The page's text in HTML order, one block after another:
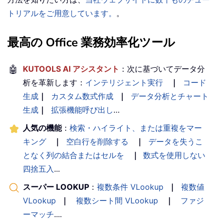
トリアルをご用意しています。 。
最高の Office 業務効率化ツール
🤖 KUTOOLS AI アシスタント ：次に基づいてデータ分
析を革新します： インテリジェント実行 ｜
コード
生成 ｜ カスタム数式作成 ｜
データ分析とチャート
生成 ｜ 拡張機能呼び出し…
人気の機能： 検索・ハイライト、または重複をマー
キング
｜ 空白行を削除する ｜
データを失うこ
となく列の結合またはセルを
｜
数式を使用しない
四捨五入...
スーパー LOOKUP ： 複数条件 VLookup ｜
複数値
VLookup
｜ 複数シート間 VLookup ｜
ファジ
ーマッチ....